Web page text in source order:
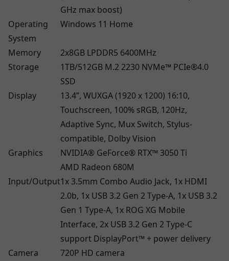
GHz max boost)
Operating
System
Windows 11 Home
Memory
2x8GB LPDDR5 6400MHz
Storage
1TB/512GB M.2 2230 NVMe™ PCIe®4.0
SSD
Display
13.4”, WUXGA (1920 x 1200) 16:10,
Touchscreen, 100% sRGB, 120Hz,
Adaptive Sync, Mux Switch, Stylus-
compatible, Dolby Vision
Graphics
NVIDIA® GeForce® RTX™ 3050 Ti
AMD Radeon 680M
Input/Output1x 3.5mm Combo Audio Jack, 1x HDMI
2.0b, 1x USB 3.2 Gen 2 Type-A, 1x USB 3.2
Gen 1 Type-A, 1x ROG XG Mobile
Interface, 2x USB 3.2 Gen 2 Type-C
support DisplayPort™ + power delivery
Camera
720P HD camera